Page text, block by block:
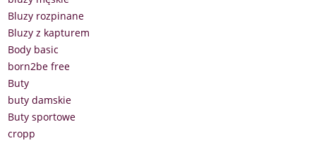
Bluzy rozpinane
Bluzy z kapturem
Body basic
born2be free
Buty
buty damskie
Buty sportowe
cropp